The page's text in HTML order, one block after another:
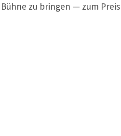
zu bringen — zum Preis